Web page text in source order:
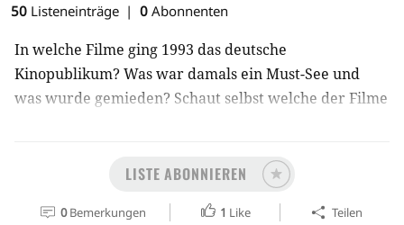
50 Listeneinträge 0 Abonnenten
In welche Filme ging 1993 das deutsche
Kinopublikum? Was war damals ein Must-See und
was wurde gemieden? Schaut selbst welche der Filme
neudefinierten gesamtdeutschen Bundesgebiet.
LISTE ABONNIEREN
0 Bemerkungen 1 Like Teilen